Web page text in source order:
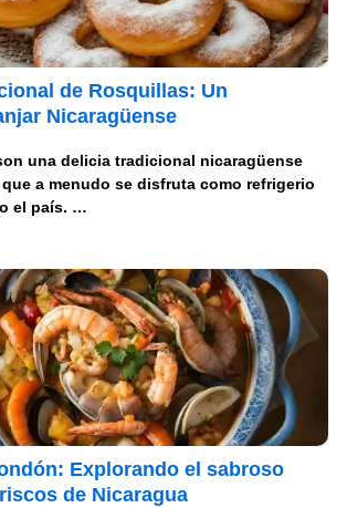
de Rosquillas: Un
Nicaragüense
una delicia tradicional nicaragüense
a menudo se disfruta como refrigerio
el país. …
Explorando el sabroso
de Nicaragua